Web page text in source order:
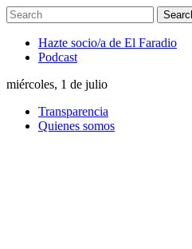
Hazte socio/a de El Faradio
Podcast
miércoles, 1 de julio
Transparencia
Quienes somos